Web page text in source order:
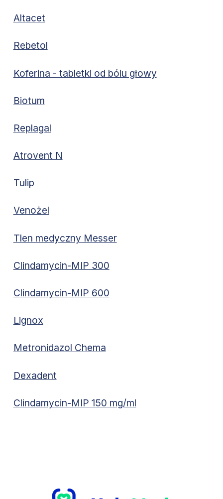
Altacet
Rebetol
Koferina - tabletki od bólu głowy
Biotum
Replagal
Atrovent N
Tulip
Venożel
Tlen medyczny Messer
Clindamycin-MIP 300
Clindamycin-MIP 600
Lignox
Metronidazol Chema
Dexadent
Clindamycin-MIP 150 mg/ml